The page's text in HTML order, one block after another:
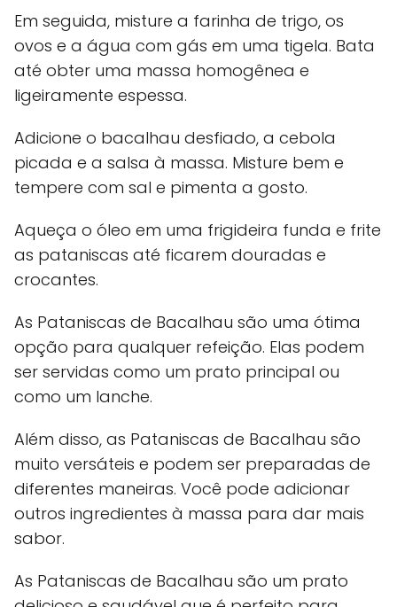
Em seguida, misture a farinha de trigo, os
ovos e a água com gás em uma tigela. Bata
até obter uma massa homogênea e
ligeiramente espessa.
Adicione o bacalhau desfiado, a cebola
picada e a salsa à massa. Misture bem e
tempere com sal e pimenta a gosto.
Aqueça o óleo em uma frigideira funda e frite
as pataniscas até ficarem douradas e
crocantes.
As Pataniscas de Bacalhau são uma ótima
opção para qualquer refeição. Elas podem
ser servidas como um prato principal ou
como um lanche.
Além disso, as Pataniscas de Bacalhau são
muito versáteis e podem ser preparadas de
diferentes maneiras. Você pode adicionar
outros ingredientes à massa para dar mais
sabor.
As Pataniscas de Bacalhau são um prato